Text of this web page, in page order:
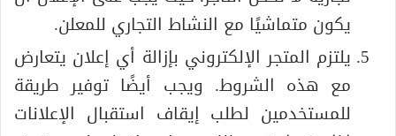
يكون متماشيًا مع النشاط التجاري للمعلن.
يلتزم المتجر الإلكتروني بإزالة أي إعلان يتعارض
مع هذه الشروط. ويجب أيضًا توفير طريقة
للمستخدمين لطلب إيقاف استقبال الإعلانات